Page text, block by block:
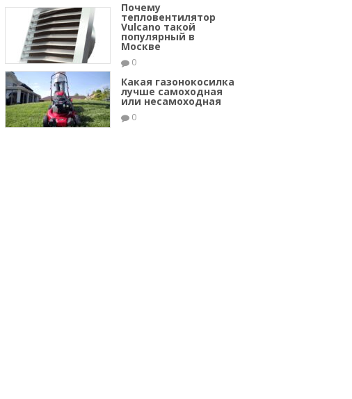
Почему
тепловентилятор
Vulcano такой
популярный в
Москве
0
Какая газонокосилка
лучше самоходная
или несамоходная
0